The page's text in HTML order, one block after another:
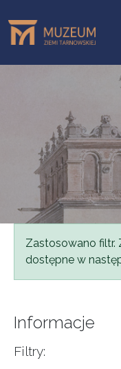
Komunikat
Zastosowano filtr.
dostępne w
Informacje
Filtry: